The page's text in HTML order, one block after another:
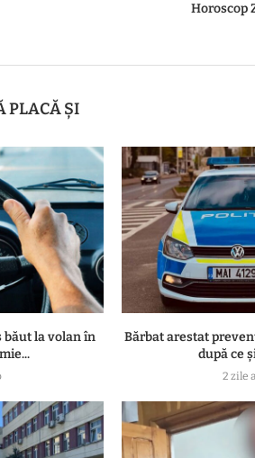
Horoscop
PLACĂ ȘI
băut la volan în
Bărbat arestat
după ce
2 zile